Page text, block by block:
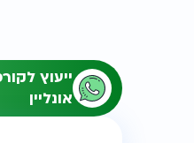
ייעוץ
אונליין